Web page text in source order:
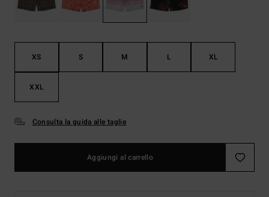
XS S M L XL
XXL
Consulta la guida alle taglie
Aggiungi al carrello